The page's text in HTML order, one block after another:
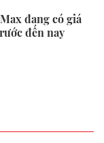
đang có giá
đến nay